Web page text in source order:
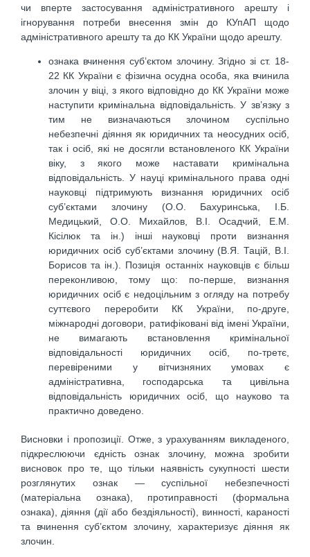
чи вперте застосування адміністративного арешту і
ігнорування потреби внесення змін до КУпАП щодо
адміністративного арешту та до КК України щодо арешту.
ознака вчинення суб’єктом злочину. Згідно зі ст. 18-
22 КК України є фізична осудна особа, яка вчинила
злочин у віці, з якого відповідно до КК України може
наступити кримінальна відповідальність. У зв’язку з
тим не визначаються злочином суспільно
небезпечні діяння як юридичних та неосудних осіб,
так і осіб, які не досягли встановленого КК України
віку, з якого може наставати кримінальна
відповідальність. У науці кримінального права одні
науковці підтримують визнання юридичних осіб
суб’єктами злочину (О.О. Бахуринська, І.Б.
Медицький, О.О. Михайлов, В.І. Осадчий, Е.М.
Кісілюк та ін.) інші науковці проти визнання
юридичних осіб суб’єктами злочину (В.Я. Тацій, В.І.
Борисов та ін.). Позиція останніх науковців є більш
переконливою, тому що: по-перше, визнання
юридичних осіб є недоцільним з огляду на потребу
суттєвого переробити КК України, по-друге,
міжнародні договори, ратифіковані від імені України,
не вимагають встановлення кримінальної
відповідальності юридичних осіб, по-третє,
перевіреними у вітчизняних умовах є
адміністративна, господарська та цивільна
відповідальність юридичних осіб, що науково та
практично доведено.
Висновки і пропозиції. Отже, з урахуванням викладеного,
підкреслюючи єдність ознак злочину, можна зробити
висновок про те, що тільки наявність сукупності шести
розглянутих ознак — суспільної небезпечності
(матеріальна ознака), протиправності (формальна
ознака), діяння (дії або бездіяльності), винності, караності
та вчинення суб’єктом злочину, характеризує діяння як
злочин.